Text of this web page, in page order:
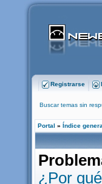
Registrarse
Buscar temas sin
Portal » Índice
¿Por